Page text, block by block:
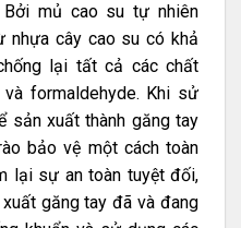
mủ cao su tự nhiên
nhựa cây cao su có khả
lại tất cả các chất
formaldehyde. Khi sử
sản xuất thành găng tay
bảo vệ một cách toàn
lại sự an toàn tuyệt đối,
găng tay đã và đang